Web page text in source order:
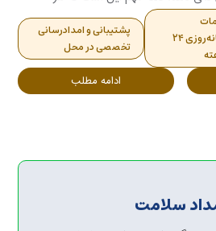
شبانه‌روزی ۲۴
پشتیبانی و امدادرسانی
تخصصی در محل
ادامه مطلب
سلامت